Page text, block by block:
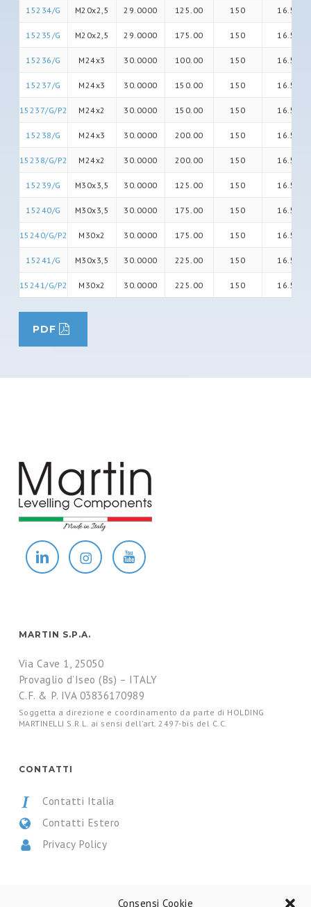
Consensi Cookie
15234/G M20x2,5 29.0000 125.00 150 16.5
15235/G M20x2,5 29.0000 175.00 150 16.5
15236/G M24x3 30.0000 100.00 150 16.5
15237/G M24x3 30.0000 150.00 150 16.5
15237/G/P2 M24x2 30.0000 150.00 150 16.5
15238/G M24x3 30.0000 200.00 150 16.5
15238/G/P2 M24x2 30.0000 200.00 150 16.5
15239/G M30x3,5 30.0000 125.00 150 16.5
15240/G M30x3,5 30.0000 175.00 150 16.5
15240/G/P2 M30x2 30.0000 175.00 150 16.5
15241/G M30x3,5 30.0000 225.00 150 16.5
15241/G/P2 M30x2 30.0000 225.00 150 16.5
PDF
MARTIN S.P.A.
Via Cave 1, 25050
Provaglio d’Iseo (Bs) – ITALY
C.F. & P. IVA 03836170989
Soggetta a direzione e coordinamento da parte di HOLDING
MARTINELLI S.R.L. ai sensi dell’art. 2497-bis del C.C.
CONTATTI
Contatti Italia
Contatti Estero
Privacy Policy